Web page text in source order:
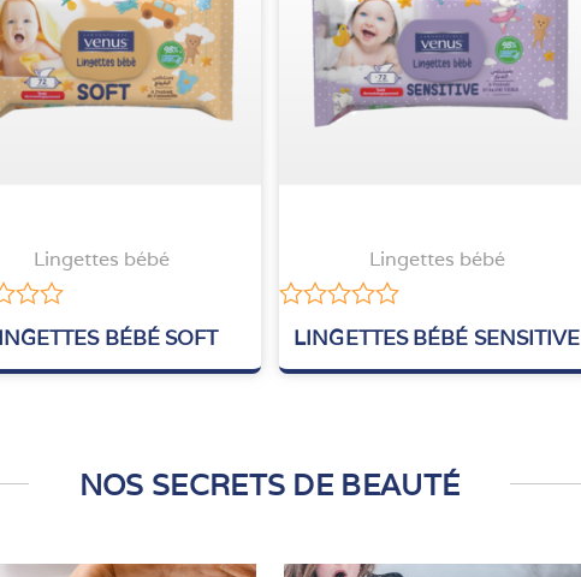
Lingettes bébé
BÉBÉ SOFT
Lingettes bébé
Note
sur
LINGETTES BÉBÉ SENSITIVE
NOS SECRETS DE BEAUTÉ